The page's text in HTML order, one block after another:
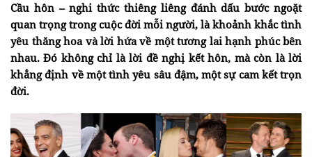
Cầu hôn – nghi thức thiêng liêng đánh dấu bước ngoặt
quan trọng trong cuộc đời mỗi người, là khoảnh khắc tình
yêu thăng hoa và lời hứa về một tương lai hạnh phúc bên
nhau. Đó không chỉ là lời đề nghị kết hôn, mà còn là lời
khẳng định về một tình yêu sâu đậm, một sự cam kết trọn
đời.